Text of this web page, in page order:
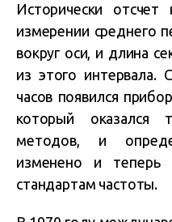
Исторически отсчет
измерении среднего
вокруг оси, и длина
из этого интервала.
часов появился
который оказался
методов, и
изменено и теперь
стандартам частоты.